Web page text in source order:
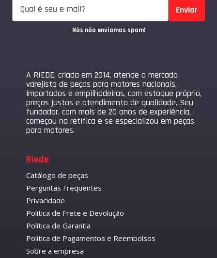
Enviar
Nós não enviamos spam!
A RIEDE, criada em 2014, atende o mercado
varejista de peças para motores nacionais,
importados e empilhadeiras, com estoque próprio,
preços justos e atendimento de qualidade. Seu
fundador, com mais de 20 anos de experiência,
começou na retífica e se especializou em peças
para motores.
Riede
Catálogo de peças
Perguntas Frequentes
Privacidade
Politica de Frete e Devolução
Politica de Garantia
Politica de Pagamentos e Reembolsos
Sobre a empresa